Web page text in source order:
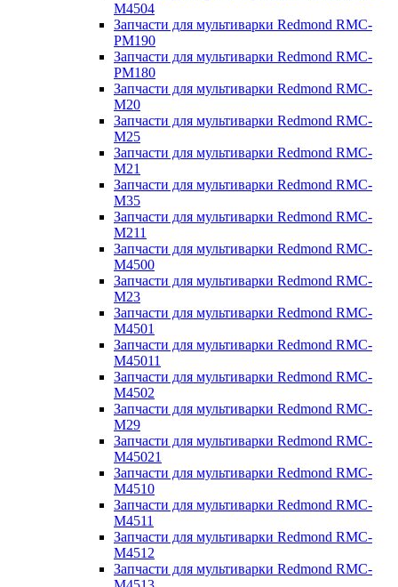
M4504
Запчасти для мультиварки Redmond RMC-
PM190
Запчасти для мультиварки Redmond RMC-
PM180
Запчасти для мультиварки Redmond RMC-
M20
Запчасти для мультиварки Redmond RMC-
M25
Запчасти для мультиварки Redmond RMC-
M21
Запчасти для мультиварки Redmond RMC-
M35
Запчасти для мультиварки Redmond RMC-
M211
Запчасти для мультиварки Redmond RMC-
M4500
Запчасти для мультиварки Redmond RMC-
M23
Запчасти для мультиварки Redmond RMC-
M4501
Запчасти для мультиварки Redmond RMC-
M45011
Запчасти для мультиварки Redmond RMC-
M4502
Запчасти для мультиварки Redmond RMC-
M29
Запчасти для мультиварки Redmond RMC-
M45021
Запчасти для мультиварки Redmond RMC-
M4510
Запчасти для мультиварки Redmond RMC-
M4511
Запчасти для мультиварки Redmond RMC-
M4512
Запчасти для мультиварки Redmond RMC-